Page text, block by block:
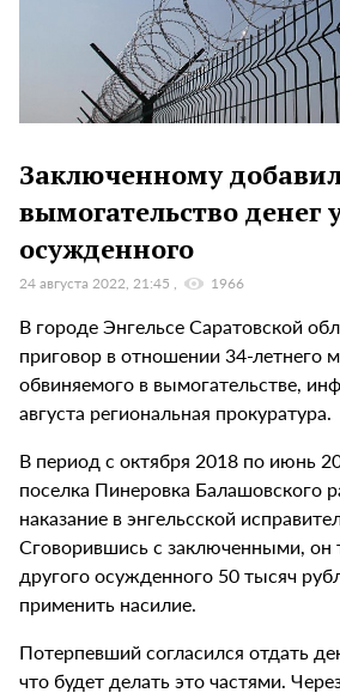
Заключенному
вымогательство денег
осужденного
24 августа 2022, 21:45 1966
В городе Энгельсе Саратовской
приговор в отношении 34-летнего
обвиняемого в вымогательстве,
августа региональная прокуратура.
В период с октября 2018 по июнь
поселка Пинеровка Балашовского
наказание в энгельсской
Сговорившись с заключенными, он
другого осужденного 50 тысяч
применить насилие.
Потерпевший согласился отдать
что будет делать это частями.